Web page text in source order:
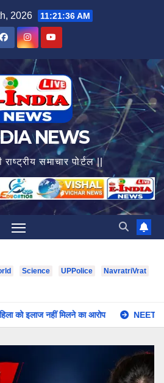
2026 11:21:38 AM
NEWS
समाचार पोर्टल ||
Science UPPolice NavratriVrat
NEET UG Result 2026 विवाद: किसी के